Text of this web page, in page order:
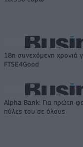
18η συνεχόμενη χρονιά
FTSE4Good
Alpha Bank: Για πρώτη
πύλες του σε όλους